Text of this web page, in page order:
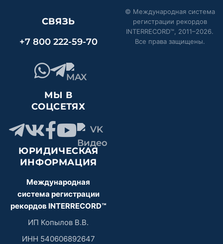
СВЯЗЬ
+7 800 222-59-70
МЫ В
СОЦСЕТЯХ
ЮРИДИЧЕСКАЯ
ИНФОРМАЦИЯ
Международная
система регистрации
рекордов INTERRECORD™
ИП Копылов В.В.
ИНН 540606892647
© Международная система
регистрации рекордов
INTERRECORD™, 2011–2026.
Все права защищены.